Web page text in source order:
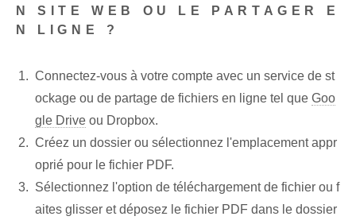
N SITE WEB OU LE PARTAGER E
N LIGNE ?
Connectez-vous à votre compte avec un service de st
ockage ou de partage de fichiers en ligne tel que Goo
gle Drive ou Dropbox.
Créez un dossier ou sélectionnez l'emplacement appr
oprié pour le fichier PDF.
Sélectionnez l'option de téléchargement de fichier ou f
aites glisser et déposez le fichier PDF dans le dossier